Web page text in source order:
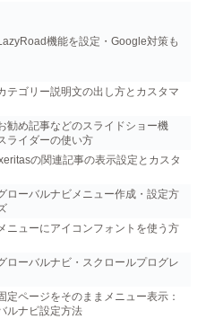
機能を設定・Google対策も
テゴリー説明文の出し方とカスタマ
勧め記事などのスライドショー機
ライダーの使い方
の関連記事の表示設定とカスタ
ローバルナビメニュー作成・設定方
ニューにアイコンフォントを使う方
ローバルナビ・スクロールプログレ
定ページをそのままメニュー表示：
ルナビ設定方法